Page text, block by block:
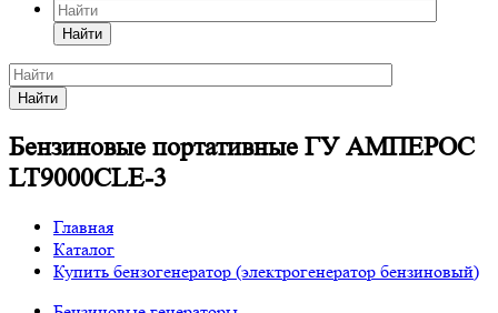
Найти
Найти
Бензиновые портативные ГУ АМПЕРОС
LT9000СLE-3
Главная
Каталог
Купить бензогенератор (электрогенератор бензиновый)